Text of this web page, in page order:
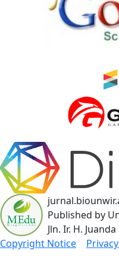
Published by
Jln. Ir. H.
Copyright Notice